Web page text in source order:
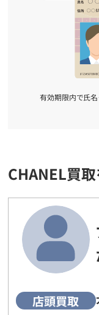
有効期限内で氏名
CHANEL買
店頭買取